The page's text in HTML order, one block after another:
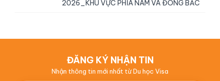
2026_KHU VỰC PHÍA NAM VÀ ĐÔNG BẮC
ĐĂNG KÝ NHẬN TIN
Nhận thông tin mới nhất từ Du học Visa